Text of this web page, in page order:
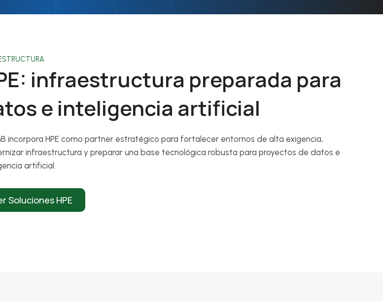
infraestructura preparada para
e inteligencia artificial
incorpora HPE como partner estratégico para fortalecer entornos de alta exigencia,
infraestructura y preparar una base tecnológica robusta para proyectos de datos e
artificial.
Soluciones HPE